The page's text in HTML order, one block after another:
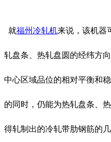
就福州冷轧机来说，该机器
轧盘条、热轧盘圆的经纬方
中心区域品位的相对平衡和
的同时，仍能为热轧盘条、
得轧制出的冷轧带肋钢筋的